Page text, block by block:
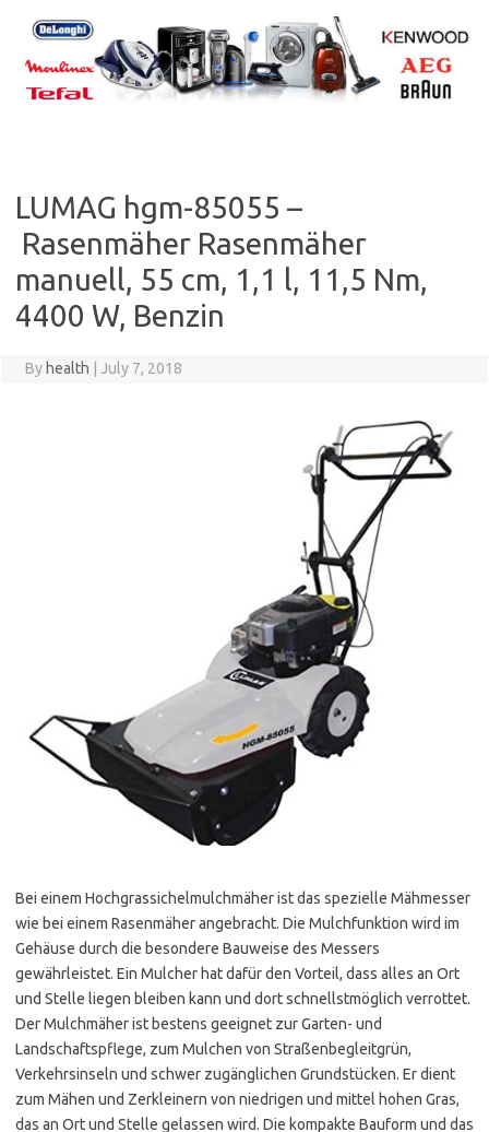
content
LUMAG hgm-85055 –
Rasenmäher Rasenmäher
manuell, 55 cm, 1,1 l, 11,5 Nm,
4400 W, Benzin
By health July 7, 2018
Bei einem Hochgrassichelmulchmäher ist das spezielle Mähmesser
wie bei einem Rasenmäher angebracht. Die Mulchfunktion wird im
Gehäuse durch die besondere Bauweise des Messers
gewährleistet. Ein Mulcher hat dafür den Vorteil, dass alles an Ort
und Stelle liegen bleiben kann und dort schnellstmöglich verrottet.
Der Mulchmäher ist bestens geeignet zur Garten- und
Landschaftspflege, zum Mulchen von Straßenbegleitgrün,
Verkehrsinseln und schwer zugänglichen Grundstücken. Er dient
zum Mähen und Zerkleinern von niedrigen und mittel hohen Gras,
das an Ort und Stelle gelassen wird. Die kompakte Bauform und das